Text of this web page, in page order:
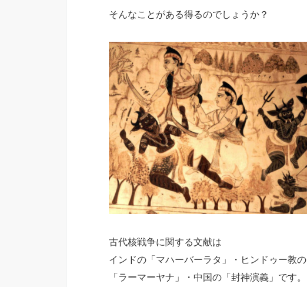
そんなことがある得るのでしょうか？
古代核戦争に関する文献は
インドの「マハーバーラタ」・ヒンドゥー教の
「ラーマーヤナ」・中国の「封神演義」です。